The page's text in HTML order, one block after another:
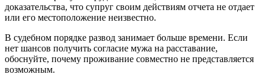
доказательства, что супруг своим действиям отчета не отдает
или его местоположение неизвестно.
В судебном порядке развод занимает больше времени. Если
нет шансов получить согласие мужа на расставание,
обоснуйте, почему проживание совместно не представляется
возможным.